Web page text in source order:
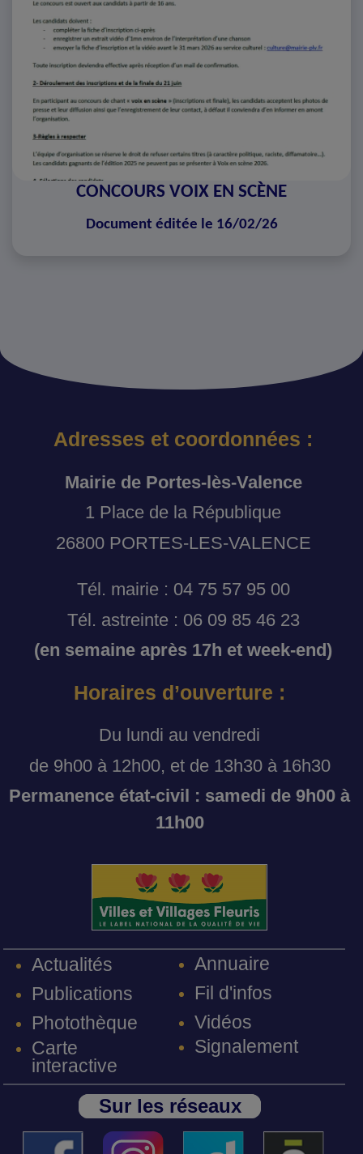
CONCOURS VOIX EN SCÈNE
Document éditée le 16/02/26
Adresses et coordonnées :
Mairie de Portes-lès-Valence
1 Place de la République
26800 PORTES-LES-VALENCE
Tél. mairie : 04 75 57 95 00
Tél. astreinte : 06 09 85 46 23
(en semaine après 17h et week-end)
Horaires d’ouverture :
Du lundi au vendredi
de 9h00 à 12h00, et de 13h30 à 16h30
Permanence état-civil : samedi de 9h00 à
11h00
Actualités
Publications
Photothèque
Carte
interactive
Annuaire
Fil d'infos
Vidéos
Signalement
Sur les réseaux